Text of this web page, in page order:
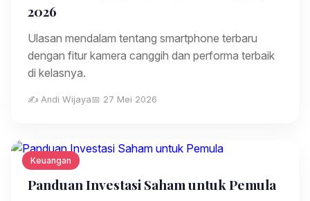
2026
Ulasan mendalam tentang smartphone terbaru
dengan fitur kamera canggih dan performa terbaik
di kelasnya.
✍️ Andi Wijaya📅 27 Mei 2026
Keuangan
Panduan Investasi Saham untuk Pemula